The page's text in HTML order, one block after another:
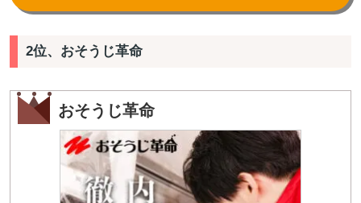
2位、おそうじ革命
おそうじ革命